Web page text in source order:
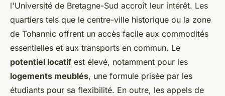
l'Université de Bretagne-Sud accroît leur intérêt. Les
quartiers tels que le centre-ville historique ou la zone
de Tohannic offrent un accès facile aux commodités
essentielles et aux transports en commun. Le
potentiel locatifest élevé, notamment pour les
logements meublés, une formule prisée par les
étudiants pour sa flexibilité. En outre, les appels de